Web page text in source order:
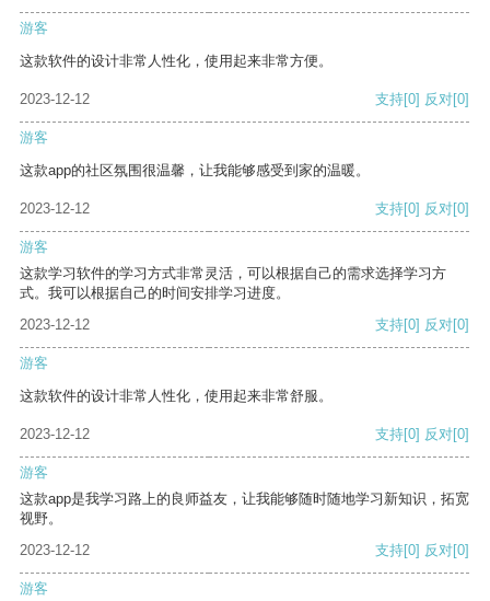
游客
这款软件的设计非常人性化，使用起来非常方便。
2023-12-12 支持[0] 反对[0]
游客
这款app的社区氛围很温馨，让我能够感受到家的温暖。
2023-12-12 支持[0] 反对[0]
游客
这款学习软件的学习方式非常灵活，可以根据自己的需求选择学习方
式。我可以根据自己的时间安排学习进度。
2023-12-12
支持[0] 反对[0]
游客
这款软件的设计非常人性化，使用起来非常舒服。
2023-12-12 支持[0] 反对[0]
游客
这款app是我学习路上的良师益友，让我能够随时随地学习新知识，拓宽
视野。
2023-12-12
支持[0] 反对[0]
游客